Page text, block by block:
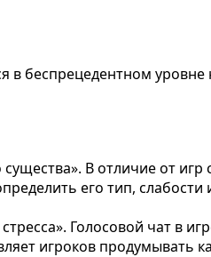
в беспрецедентном
В отличие от
его тип,
Голосовой чат в
игроков продумывать